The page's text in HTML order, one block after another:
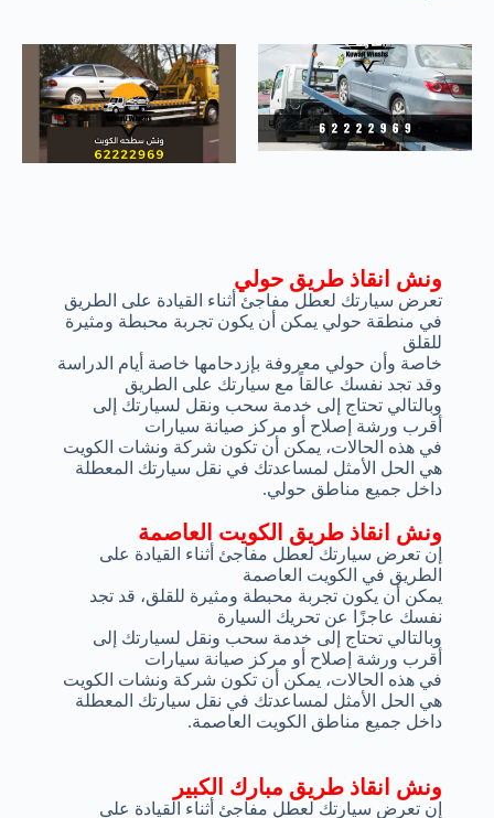
ونش انقاذ طريق الكويت العاصمة
إن تعرض سيارتك لعطل مفاجئ أثناء القيادة على
الطريق في الكويت العاصمة
يمكن أن يكون تجربة محبطة ومثيرة للقلق، قد تجد
نفسك عاجزًا عن تحريك السيارة
وبالتالي تحتاج إلى خدمة سحب ونقل لسيارتك إلى
أقرب ورشة إصلاح أو مركز صيانة سيارات
في هذه الحالات، يمكن أن تكون شركة ونشات الكويت
هي الحل الأمثل لمساعدتك في نقل سيارتك المعطلة
داخل جميع مناطق الكويت العاصمة.
ونش انقاذ طريق حولي
تعرض سيارتك لعطل مفاجئ أثناء القيادة على الطريق
في منطقة حولي يمكن أن يكون تجربة محبطة ومثيرة
للقلق
خاصة وأن حولي معروفة بإزدحامها خاصة أيام الدراسة
وقد تجد نفسك عالقاً مع سيارتك على الطريق
وبالتالي تحتاج إلى خدمة سحب ونقل لسيارتك إلى
أقرب ورشة إصلاح أو مركز صيانة سيارات
في هذه الحالات، يمكن أن تكون شركة ونشات الكويت
هي الحل الأمثل لمساعدتك في نقل سيارتك المعطلة
داخل جميع مناطق حولي.
ونش انقاذ طريق مبارك الكبير
إن تعرض سيارتك لعطل مفاجئ أثناء القيادة على